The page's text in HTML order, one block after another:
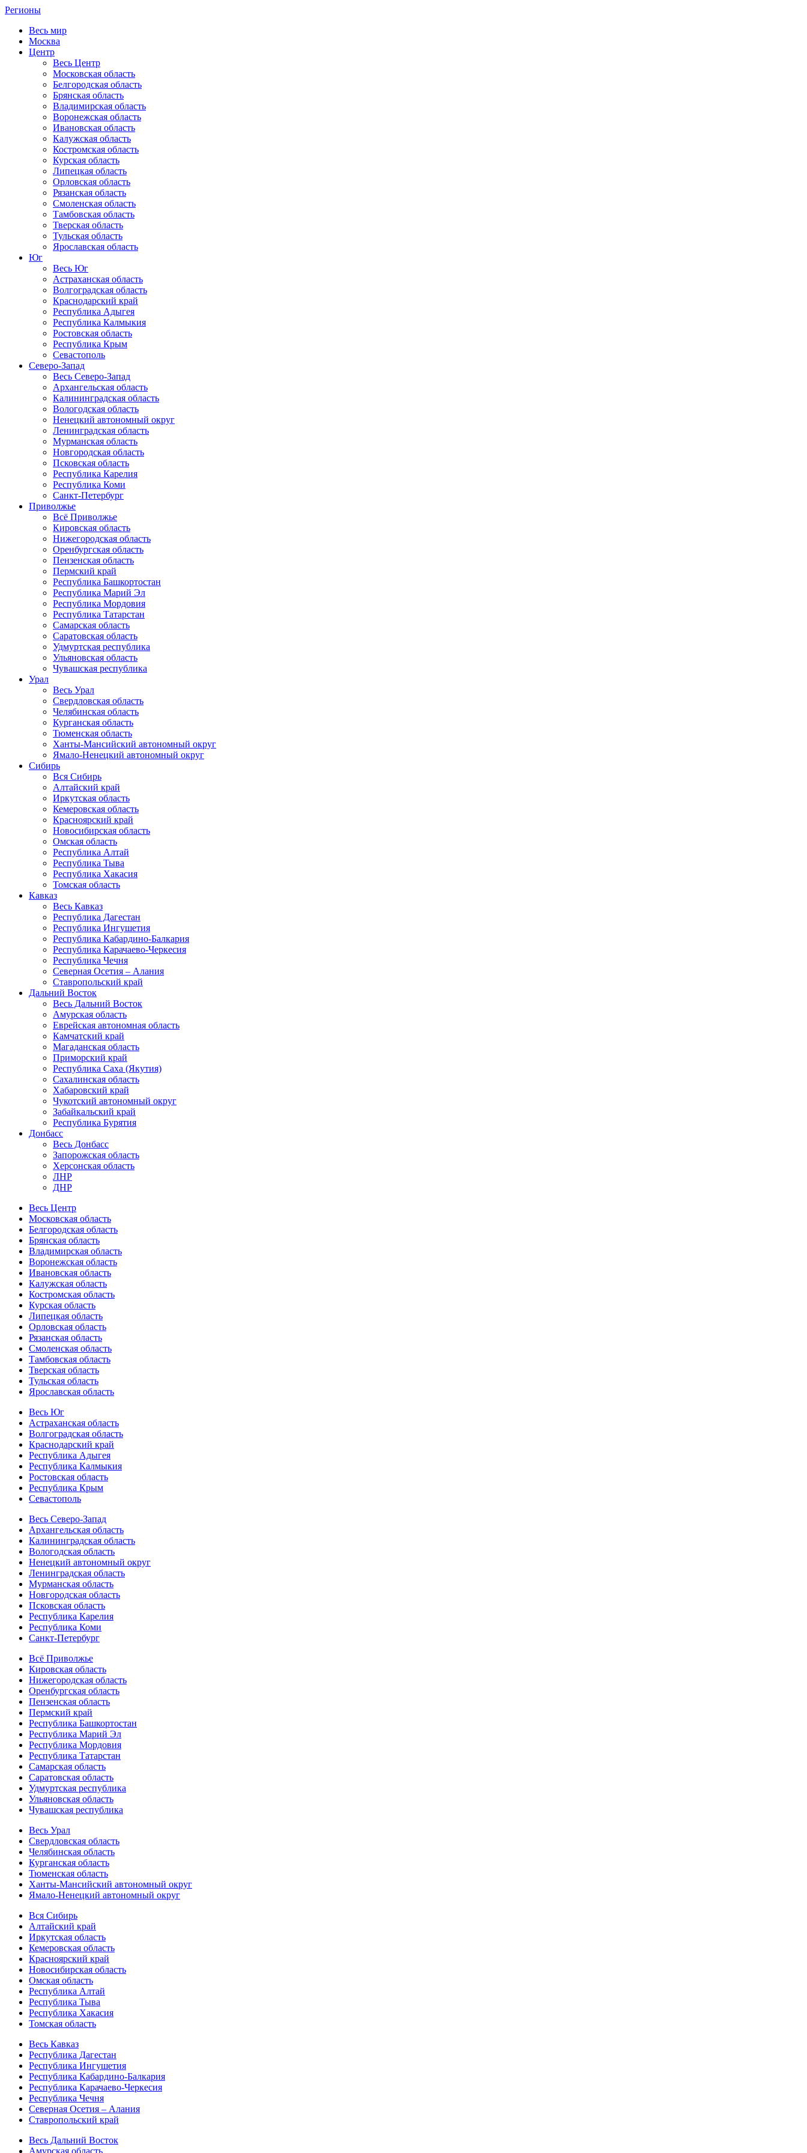
Регионы
Весь мир
Москва
Центр
Весь Центр
Московская область
Белгородская область
Брянская область
Владимирская область
Воронежская область
Ивановская область
Калужская область
Костромская область
Курская область
Липецкая область
Орловская область
Рязанская область
Смоленская область
Тамбовская область
Тверская область
Тульская область
Ярославская область
Юг
Весь Юг
Астраханская область
Волгоградская область
Краснодарский край
Республика Адыгея
Республика Калмыкия
Ростовская область
Республика Крым
Севастополь
Северо-Запад
Весь Северо-Запад
Архангельская область
Калининградская область
Вологодская область
Ненецкий автономный округ
Ленинградская область
Мурманская область
Новгородская область
Псковская область
Республика Карелия
Республика Коми
Санкт-Петербург
Приволжье
Всё Приволжье
Кировская область
Нижегородская область
Оренбургская область
Пензенская область
Пермский край
Республика Башкортостан
Республика Марий Эл
Республика Мордовия
Республика Татарстан
Самарская область
Саратовская область
Удмуртская республика
Ульяновская область
Чувашская республика
Урал
Весь Урал
Свердловская область
Челябинская область
Курганская область
Тюменская область
Ханты-Мансийский автономный округ
Ямало-Ненецкий автономный округ
Сибирь
Вся Сибирь
Алтайский край
Иркутская область
Кемеровская область
Красноярский край
Новосибирская область
Омская область
Республика Алтай
Республика Тыва
Республика Хакасия
Томская область
Кавказ
Весь Кавказ
Республика Дагестан
Республика Ингушетия
Республика Кабардино-Балкария
Республика Карачаево-Черкесия
Республика Чечня
Северная Осетия – Алания
Ставропольский край
Дальний Восток
Весь Дальний Восток
Амурская область
Еврейская автономная область
Камчатский край
Магаданская область
Приморский край
Республика Саха (Якутия)
Сахалинская область
Хабаровский край
Чукотский автономный округ
Забайкальский край
Республика Бурятия
Донбасс
Весь Донбасс
Запорожская область
Херсонская область
ЛНР
ДНР
Весь Центр
Московская область
Белгородская область
Брянская область
Владимирская область
Воронежская область
Ивановская область
Калужская область
Костромская область
Курская область
Липецкая область
Орловская область
Рязанская область
Смоленская область
Тамбовская область
Тверская область
Тульская область
Ярославская область
Весь Юг
Астраханская область
Волгоградская область
Краснодарский край
Республика Адыгея
Республика Калмыкия
Ростовская область
Республика Крым
Севастополь
Весь Северо-Запад
Архангельская область
Калининградская область
Вологодская область
Ненецкий автономный округ
Ленинградская область
Мурманская область
Новгородская область
Псковская область
Республика Карелия
Республика Коми
Санкт-Петербург
Всё Приволжье
Кировская область
Нижегородская область
Оренбургская область
Пензенская область
Пермский край
Республика Башкортостан
Республика Марий Эл
Республика Мордовия
Республика Татарстан
Самарская область
Саратовская область
Удмуртская республика
Ульяновская область
Чувашская республика
Весь Урал
Свердловская область
Челябинская область
Курганская область
Тюменская область
Ханты-Мансийский автономный округ
Ямало-Ненецкий автономный округ
Вся Сибирь
Алтайский край
Иркутская область
Кемеровская область
Красноярский край
Новосибирская область
Омская область
Республика Алтай
Республика Тыва
Республика Хакасия
Томская область
Весь Кавказ
Республика Дагестан
Республика Ингушетия
Республика Кабардино-Балкария
Республика Карачаево-Черкесия
Республика Чечня
Северная Осетия – Алания
Ставропольский край
Весь Дальний Восток
Амурская область